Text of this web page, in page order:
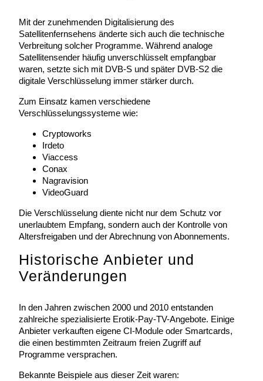
Mit der zunehmenden Digitalisierung des
Satellitenfernsehens änderte sich auch die technische
Verbreitung solcher Programme. Während analoge
Satellitensender häufig unverschlüsselt empfangbar
waren, setzte sich mit DVB-S und später DVB-S2 die
digitale Verschlüsselung immer stärker durch.
Zum Einsatz kamen verschiedene
Verschlüsselungssysteme wie:
Cryptoworks
Irdeto
Viaccess
Conax
Nagravision
VideoGuard
Die Verschlüsselung diente nicht nur dem Schutz vor
unerlaubtem Empfang, sondern auch der Kontrolle von
Altersfreigaben und der Abrechnung von Abonnements.
Historische Anbieter und
Veränderungen
In den Jahren zwischen 2000 und 2010 entstanden
zahlreiche spezialisierte Erotik-Pay-TV-Angebote. Einige
Anbieter verkauften eigene CI-Module oder Smartcards,
die einen bestimmten Zeitraum freien Zugriff auf
Programme versprachen.
Bekannte Beispiele aus dieser Zeit waren: